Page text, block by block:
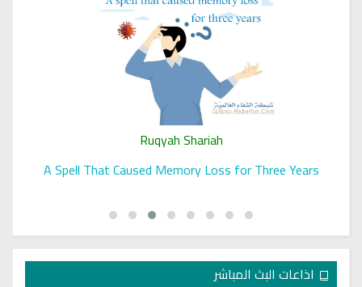
Ruqyah Shariah
A Spell That Caused Memory Loss for Three Years
اذاعات البث المباشر